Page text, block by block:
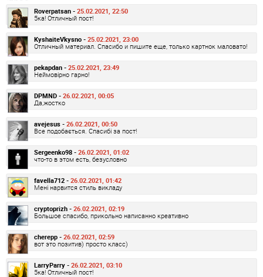
Roverpatsan - 25.02.2021, 22:50
5ка! Отличный пост!
KyshaiteVkysno - 25.02.2021, 23:00
Отличный материал. Спасибо и пишите еще, только картнок маловато!
pekapdan - 25.02.2021, 23:49
Неймовірно гарно!
DPMND - 26.02.2021, 00:05
Да,жостко
avejesus - 26.02.2021, 00:50
Все подобається. Спасибі за пост!
Sergeenko98 - 26.02.2021, 01:02
что-то в этом есть, безусловно
favella712 - 26.02.2021, 01:42
Мені нарвится стиль викладу
cryptoprizh - 26.02.2021, 02:19
Большое спасибо, прикольно написанно креативно
cherepp - 26.02.2021, 02:59
вот это позитив) просто класс)
LarryParry - 26.02.2021, 03:10
5ка! Отличный пост!